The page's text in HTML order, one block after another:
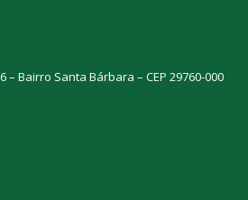
– Bairro Santa Bárbara – CEP 29760-000